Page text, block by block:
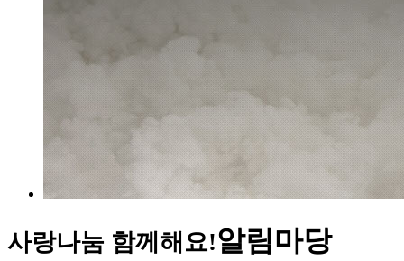
사랑나눔 함께해요!알림마당